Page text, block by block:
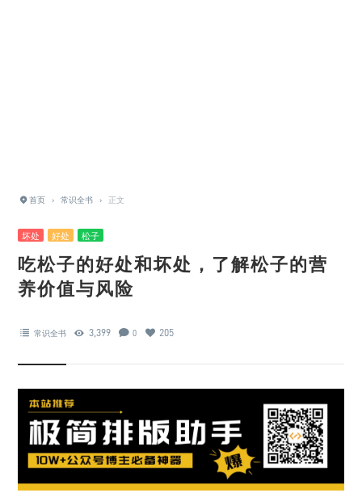
首页 › 常识全书 › 正文
坏处 好处 松子
吃松子的好处和坏处，了解松子的营
养价值与风险
常识全书 3,399 0 205